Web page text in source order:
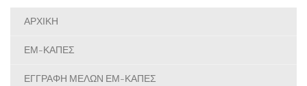
ΑΡΧΙΚΗ
ΕΜ-ΚΑΠΕΣ
ΕΓΓΡΑΦΗ ΜΕΛΩΝ ΕΜ-ΚΑΠΕΣ